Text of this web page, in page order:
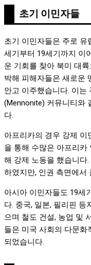
초기 이민자들
초기 이민자들은 주로 유
세기부터 19세기까지 이
운 기회를 찾아 북미 대
박해 피해자들은 새로운
안고 이주했습니다. 이는
(Mennonite) 커뮤니티와
다.
아프리카의 경우 강제 이
을 통해 수많은 아프리카
해 강제 노동을 했습니다
하였지만, 인권 측면에서
아시아 이민자들도 19세
다. 중국, 일본, 필리핀
으며 철도 건설, 농업 및
들은 미국 사회의 다문
되었습니다.